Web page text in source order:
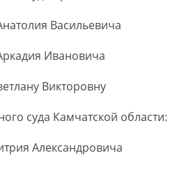
Васильевича
Ивановича
Викторовну
суда Камчатской области:
Александровича